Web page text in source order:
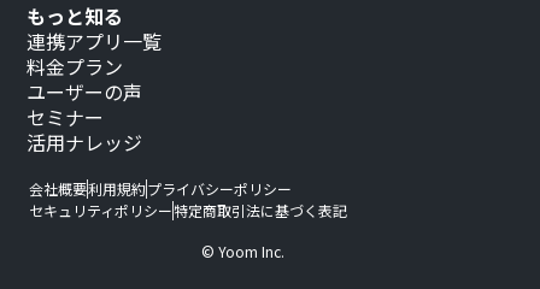
もっと知る
連携アプリ一覧
料金プラン
ユーザーの声
セミナー
活用ナレッジ
会社概要利用規約プライバシーポリシー
セキュリティポリシー特定商取引法に基づく表記
© Yoom Inc.